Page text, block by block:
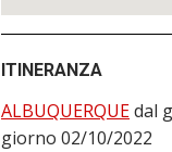
ITINERANZA
ALBUQUERQUEdal
giorno 02/10/2022